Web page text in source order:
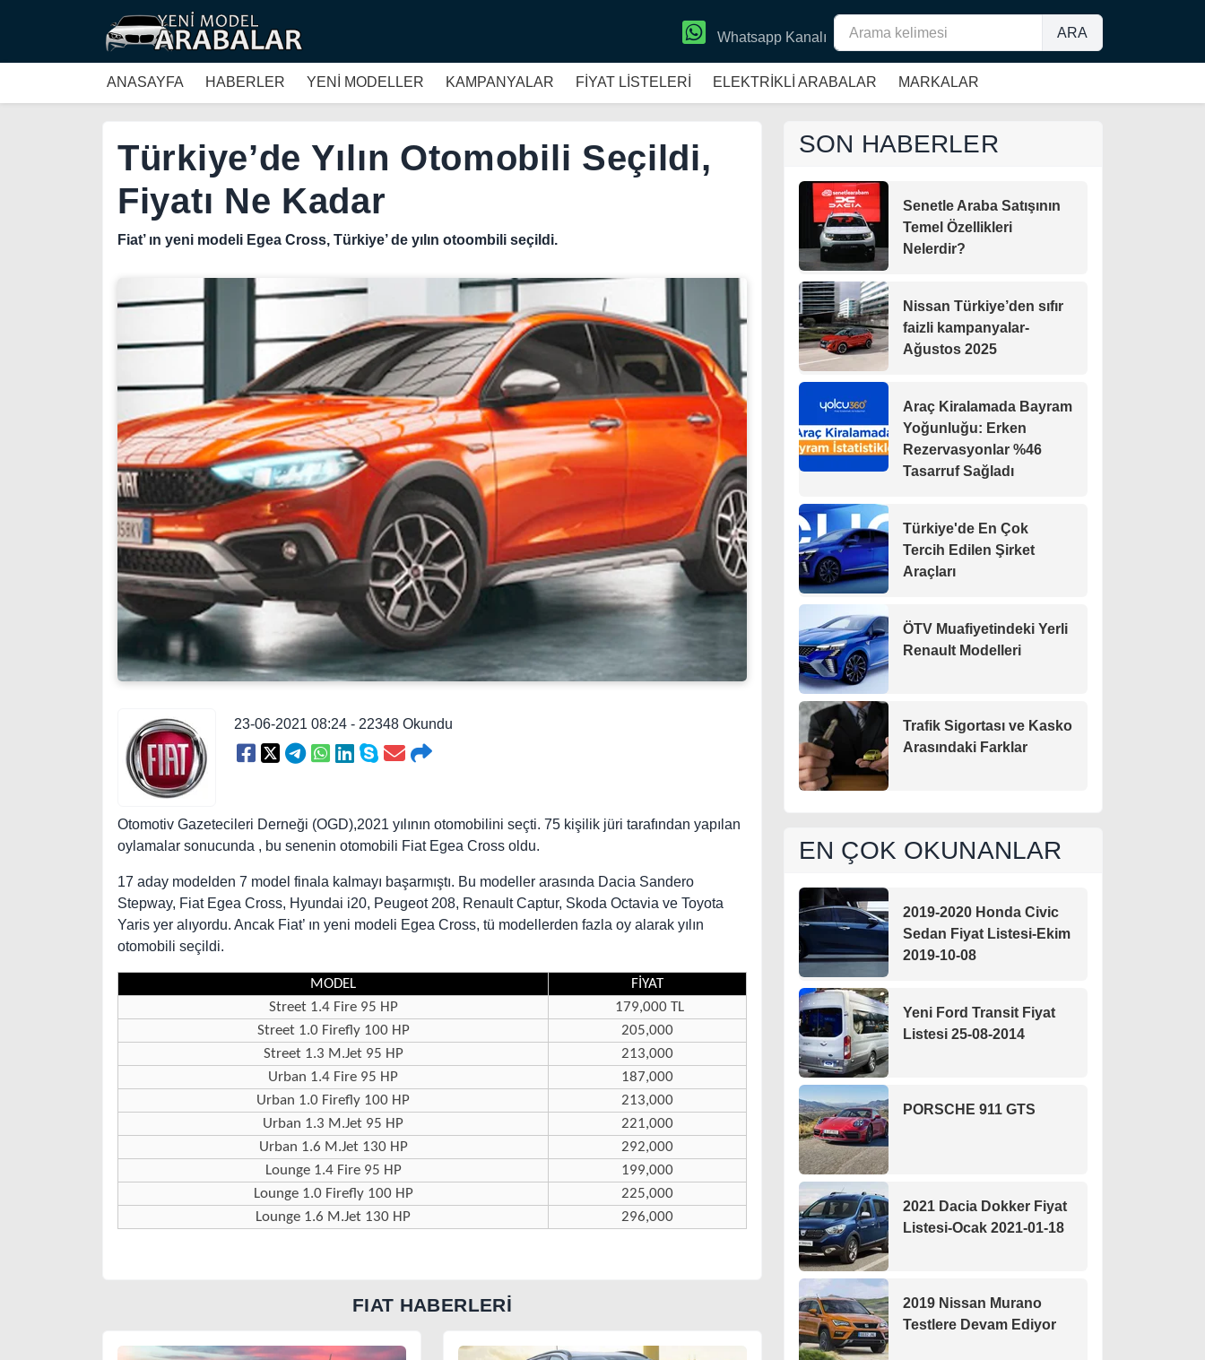
ARA
Whatsapp Kanalı
ANASAYFA HABERLER YENİ MODELLER KAMPANYALAR FİYAT LİSTELERİ ELEKTRİKLİ ARABALAR MARKALAR
Türkiye’de Yılın Otomobili Seçildi,
Fiyatı Ne Kadar
Fiat’ ın yeni modeli Egea Cross, Türkiye’ de yılın otoombili seçildi.
23-06-2021 08:24 - 22348 Okundu
Otomotiv Gazetecileri Derneği (OGD),2021 yılının otomobilini seçti. 75 kişilik jüri tarafından yapılan
oylamalar sonucunda , bu senenin otomobili Fiat Egea Cross oldu.
17 aday modelden 7 model finala kalmayı başarmıştı. Bu modeller arasında Dacia Sandero
Stepway, Fiat Egea Cross, Hyundai i20, Peugeot 208, Renault Captur, Skoda Octavia ve Toyota
Yaris yer alıyordu. Ancak Fiat’ ın yeni modeli Egea Cross, tü modellerden fazla oy alarak yılın
otomobili seçildi.
MODEL
FİYAT
Street 1.4 Fire 95 HP
179,000 TL
Street 1.0 Firefly 100 HP
205,000
Street 1.3 M.Jet 95 HP
213,000
Urban 1.4 Fire 95 HP
187,000
Urban 1.0 Firefly 100 HP
213,000
Urban 1.3 M.Jet 95 HP
221,000
Urban 1.6 M.Jet 130 HP
292,000
Lounge 1.4 Fire 95 HP
199,000
Lounge 1.0 Firefly 100 HP
225,000
Lounge 1.6 M.Jet 130 HP
296,000
FIAT HABERLERİ
SON HABERLER
Senetle Araba Satışının
Temel Özellikleri
Nelerdir?
Nissan Türkiye’den sıfır
faizli kampanyalar-
Ağustos 2025
Araç Kiralamada Bayram
Yoğunluğu: Erken
Rezervasyonlar %46
Tasarruf Sağladı
Türkiye'de En Çok
Tercih Edilen Şirket
Araçları
ÖTV Muafiyetindeki Yerli
Renault Modelleri
Trafik Sigortası ve Kasko
Arasındaki Farklar
EN ÇOK OKUNANLAR
2019-2020 Honda Civic
Sedan Fiyat Listesi-Ekim
2019-10-08
Yeni Ford Transit Fiyat
Listesi 25-08-2014
PORSCHE 911 GTS
2021 Dacia Dokker Fiyat
Listesi-Ocak 2021-01-18
2019 Nissan Murano
Testlere Devam Ediyor